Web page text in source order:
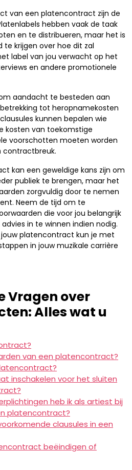
van een platencontract zijn de
hebben vaak de taak
en te distribueren, maar het is
te krijgen over hoe dit zal
label van jou verwacht op het
en andere promotionele
aandacht te besteden aan
tot heropnamekosten
kunnen bepalen wie
kosten van toekomstige
voorschotten moeten worden
contractbreuk.
kan een geweldige kans zijn om
publiek te brengen, maar het
zorgvuldig door te nemen
Neem de tijd om te
die voor jou belangrijk
in te winnen indien nodig.
platencontract kun je met
in jouw muzikale carrière
Vragen over
Alles wat u
van een platencontract?
inschakelen voor het sluiten
heb ik als artiest bij
platencontract?
clausules in een
beëindigen of